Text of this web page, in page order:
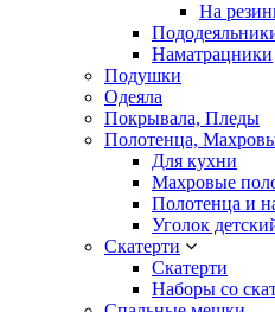
На
Наматрацники
Подушки
Одеяла
Покрывала, Пледы
Полотенца,
Для кухни
Махровые
Полотенца и
Уголок
Скатерти
Скатерти
Наборы со